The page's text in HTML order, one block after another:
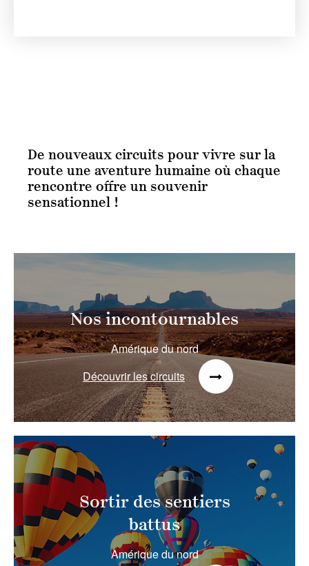
De nouveaux circuits pour vivre sur la
route une aventure humaine où chaque
rencontre offre un souvenir
sensationnel !
Nos incontournables
Amérique du nord
Découvrir les circuits
Sortir des sentiers
battus
Amérique du nord